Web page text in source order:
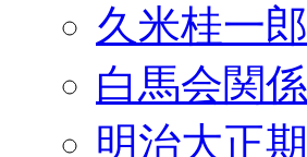
久米桂一
白馬会関
明治大正